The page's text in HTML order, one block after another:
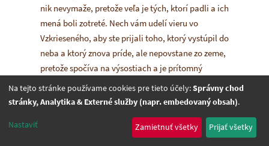
nik nevymaže, pretože veľa je tých, ktorí padli a ich
mená boli zotreté. Nech vám udelí vieru vo
Vzkrieseného, aby ste prijali toho, ktorý vystúpil do
neba a ktorý znova príde, ale nepovstane zo zeme,
pretože spočíva na výsostiach a je prítomný
uprostred nás. A preto si nemysli, že tým, že je
telom vzdialený, je neprítomný v Duchu! On je tu,
tvoje vnútro, vie, čo si myslíš, lebo on je ten, ktorý
Na tejto stránke používame cookies pre tieto účely:Správny chod
stránky, Analytika & Externé služby (napr. embedovaný obsah).
Nastaviť Zamietnuť všetky Prijať všetky